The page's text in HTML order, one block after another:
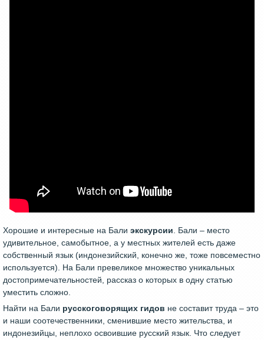
Хорошие и интересные на Бали экскурсии. Бали – место
удивительное, самобытное, а у местных жителей есть даже
собственный язык (индонезийский, конечно же, тоже повсеместно
используется). На Бали превеликое множество уникальных
достопримечательностей, рассказ о которых в одну статью
уместить сложно.
Найти на Бали русскоговорящих гидов не составит труда – это
и наши соотечественники, сменившие место жительства, и
индонезийцы, неплохо освоившие русский язык. Что следует